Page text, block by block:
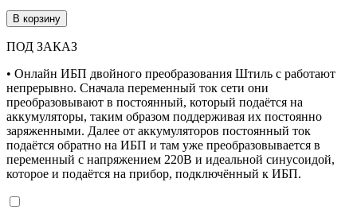
В корзину
ПОД ЗАКАЗ
• Онлайн ИБП двойного преобразования Штиль с работают
непрерывно. Сначала переменный ток сети они
преобразовывают в постоянный, который подаётся на
аккумуляторы, таким образом поддерживая их постоянно
заряженными. Далее от аккумуляторов постоянный ток
подаётся обратно на ИБП и там уже преобразовывается в
переменный с напряжением 220В и идеальной синусоидой,
которое и подаётся на прибор, подключённый к ИБП.